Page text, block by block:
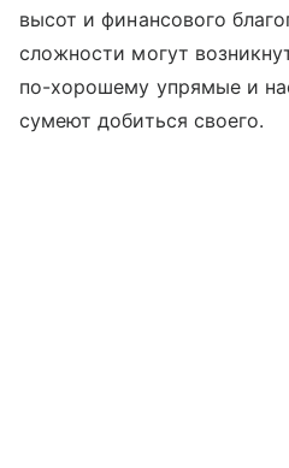
высот и финансового
сложности могут
по-хорошему упрямые и
сумеют добиться своего.